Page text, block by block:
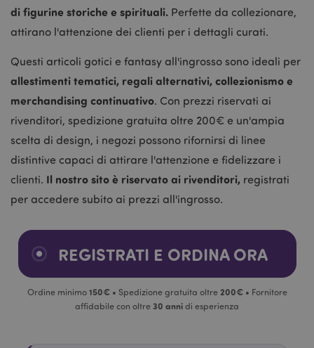
di figurine storiche e spirituali. Perfette da collezionare,
attirano l'attenzione dei clienti per i dettagli curati.
Questi articoli gotici e fantasy all'ingrosso sono ideali per
allestimenti tematici, regali alternativi, collezionismo e
merchandising continuativo. Con prezzi riservati ai
rivenditori, spedizione gratuita oltre 200€ e un'ampia
scelta di design, i negozi possono rifornirsi di linee
distintive capaci di attirare l'attenzione e fidelizzare i
clienti. Il nostro sito è riservato ai rivenditori, registrati
per accedere subito ai prezzi all'ingrosso.
REGISTRATI E ORDINA ORA
Ordine minimo150€ • Spedizione gratuita oltre200€ • Fornitore
affidabile con oltre30 annidi esperienza